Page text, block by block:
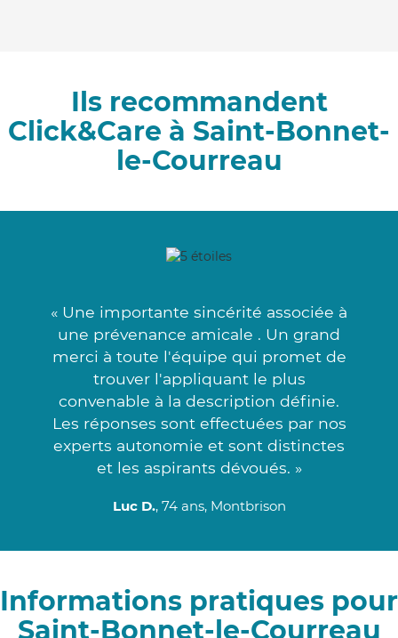
Ils recommandent
Click&Care à Saint-Bonnet-
le-Courreau
« Une importante sincérité associée à
une prévenance amicale . Un grand
merci à toute l'équipe qui promet de
trouver l'appliquant le plus
convenable à la description définie.
Les réponses sont effectuées par nos
experts autonomie et sont distinctes
et les aspirants dévoués. »
Luc D., 74 ans, Montbrison
Informations pratiques pour
Saint-Bonnet-le-Courreau